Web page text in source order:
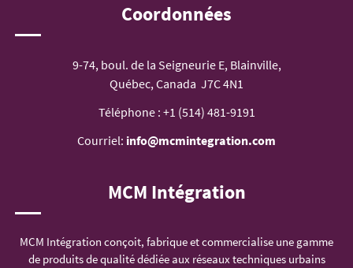
Coordonnées
9-74, boul. de la Seigneurie E, Blainville,
Québec, Canada J7C 4N1
Téléphone : +1 (514) 481-9191
Courriel: info@mcmintegration.com
MCM Intégration
MCM Intégration conçoit, fabrique et commercialise une gamme
de produits de qualité dédiée aux réseaux techniques urbains